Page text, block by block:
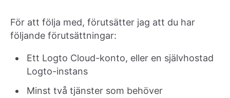
För att följa med, förutsätter jag att du har
följande förutsättningar:
Ett Logto Cloud-konto, eller en självhostad
Logto-instans
Minst två tjänster som behöver